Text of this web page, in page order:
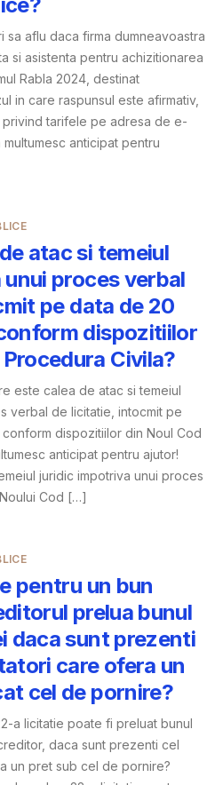
sa aflu daca firma dumneavoastra
si asistenta pentru achizitionarea
Rabla 2024, destinat
in care raspunsul este afirmativ,
privind tarifele pe adresa de e-
anticipat pentru
atac si temeiul
proces verbal
pe data de 20
dispozitiilor
Civila?
este calea de atac si temeiul
verbal de licitatie, intocmit pe
dispozitiilor din Noul Cod
anticipat pentru ajutor!
juridic impotriva unui proces
Cod […]
pentru un bun
prelua bunul
daca sunt prezenti
care ofera un
cel de pornire?
a licitatie poate fi preluat bunul
daca sunt prezenti cel
un pret sub cel de pornire?